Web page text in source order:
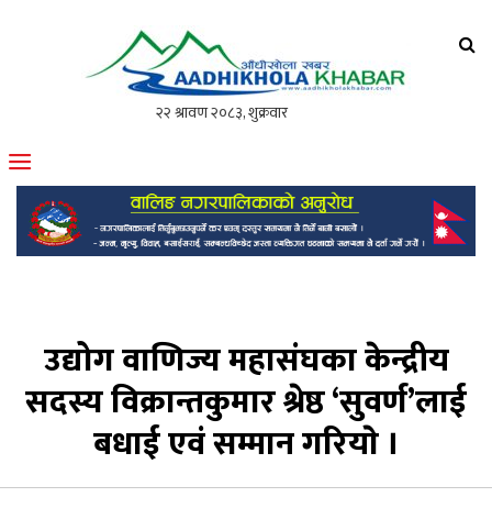
मोफसलकै लोकप्रिय अनलाइन पत्रिका
उद्योग वाणिज्य महासंघका केन्द्रीय
सदस्य विक्रान्तकुमार श्रेष्ठ ‘सुवर्ण’लाई
बधाई एवं सम्मान गरियाे ।